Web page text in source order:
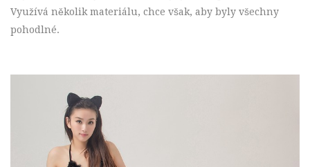
Využívá několik materiálu, chce však, aby byly všechny
pohodlné.